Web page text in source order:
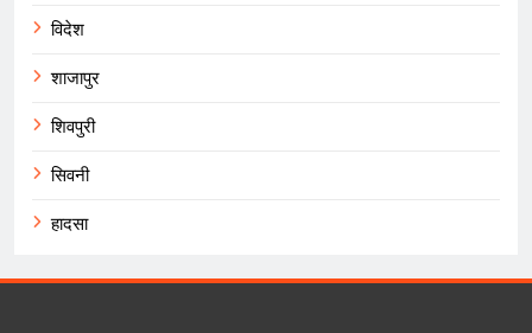
विदेश
शाजापुर
शिवपुरी
सिवनी
हादसा